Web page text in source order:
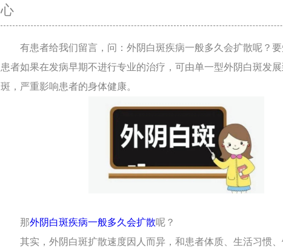
心
有患者给我们留言，问：外阴白斑疾病一般多久会扩散呢？要
患者如果在发病早期不进行专业的治疗，可由单一型外阴白斑发
斑，严重影响患者的身体健康。
那外阴白斑疾病一般多久会扩散呢？
其实，外阴白斑扩散速度因人而异，和患者体质、生活习惯、